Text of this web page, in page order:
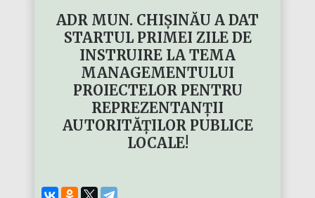
ADR MUN. CHIȘINĂU A DAT
STARTUL PRIMEI ZILE DE
INSTRUIRE LA TEMA
MANAGEMENTULUI
PROIECTELOR PENTRU
REPREZENTANȚII
AUTORITĂȚILOR PUBLICE
LOCALE!